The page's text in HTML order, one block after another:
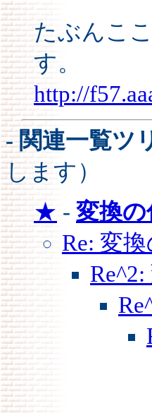
たぶんこ
す。
http://
- 関連一覧ツ
します）
★ - 変換の
Re: 変